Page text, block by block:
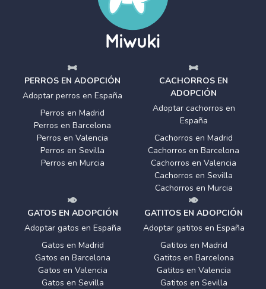
PERROS EN ADOPCIÓN
Adoptar perros en España
Perros en Madrid
Perros en Barcelona
Perros en Valencia
Perros en Sevilla
Perros en Murcia
CACHORROS EN
ADOPCIÓN
Adoptar cachorros en
España
Cachorros en Madrid
Cachorros en Barcelona
Cachorros en Valencia
Cachorros en Sevilla
Cachorros en Murcia
GATOS EN ADOPCIÓN
Adoptar gatos en España
Gatos en Madrid
Gatos en Barcelona
Gatos en Valencia
Gatos en Sevilla
GATITOS EN ADOPCIÓN
Adoptar gatitos en España
Gatitos en Madrid
Gatitos en Barcelona
Gatitos en Valencia
Gatitos en Sevilla